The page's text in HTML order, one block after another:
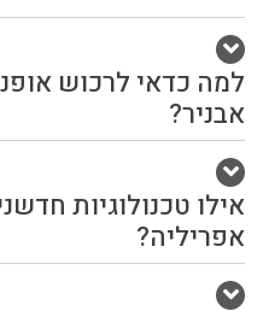
למה כדאי לרכוש
אבניר?
אילו טכנולוגיות
אפריליה?